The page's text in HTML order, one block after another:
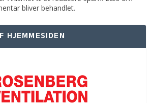
bliver behandlet.
HJEMMESIDEN